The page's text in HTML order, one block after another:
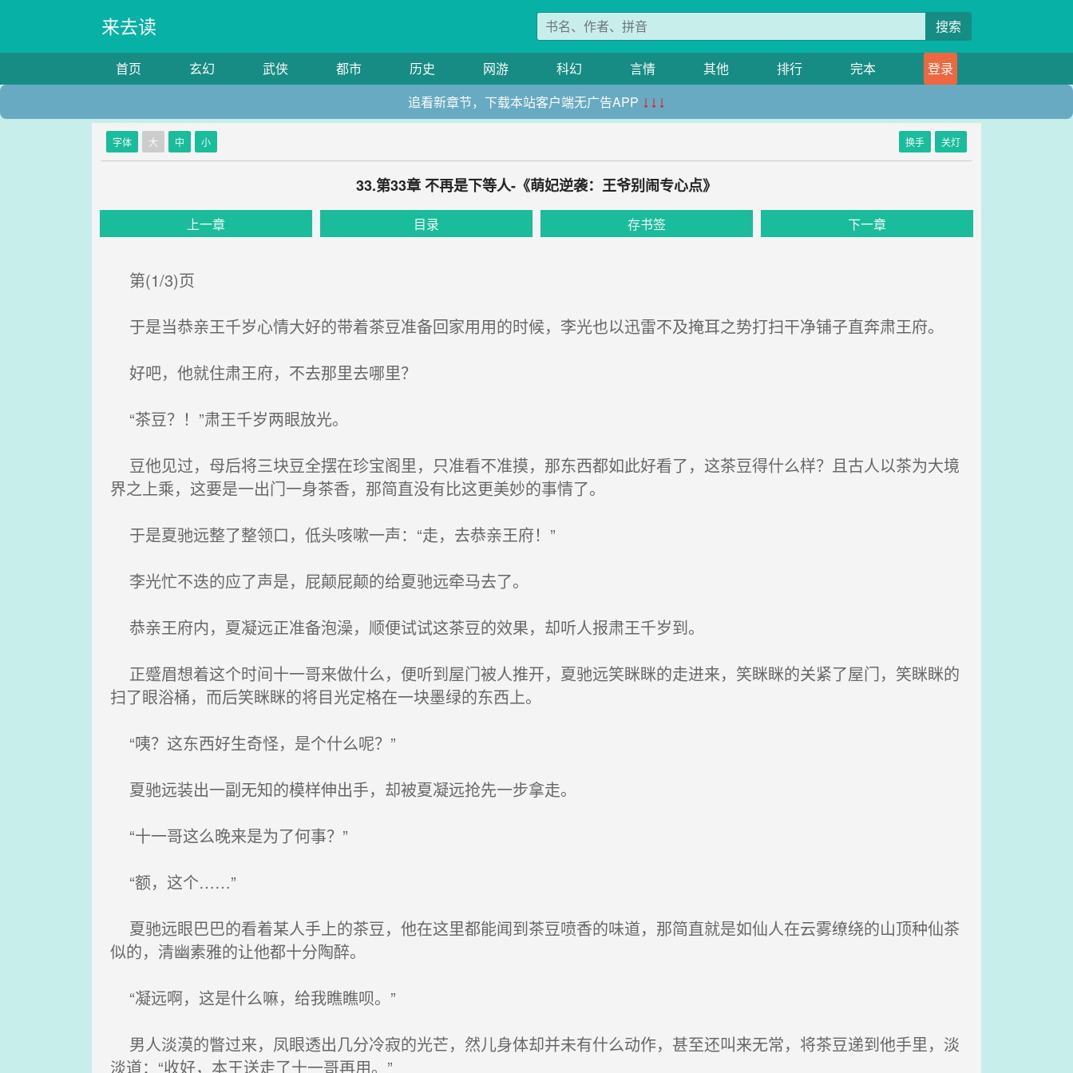
来去读 搜索
首页 玄幻 武侠 都市 历史 网游 科幻 言情 其他 排行 完本
登录
追看新章节，下载本站客户端无广告APP ↓↓↓
字体 大 中 小 换手 关灯
33.第33章 不再是下等人-《萌妃逆袭：王爷别闹专心点》
上一章 目录 存书签 下一章
第(1/3)页
于是当恭亲王千岁心情大好的带着茶豆准备回家用用的时候，李光也以迅雷不及掩耳之势打扫干净铺子直奔肃王府。
好吧，他就住肃王府，不去那里去哪里？
“茶豆？！”肃王千岁两眼放光。
豆他见过，母后将三块豆全摆在珍宝阁里，只准看不准摸，那东西都如此好看了，这茶豆得什么样？且古人以茶为大境
界之上乘，这要是一出门一身茶香，那简直没有比这更美妙的事情了。
于是夏驰远整了整领口，低头咳嗽一声：“走，去恭亲王府！”
李光忙不迭的应了声是，屁颠屁颠的给夏驰远牵马去了。
恭亲王府内，夏凝远正准备泡澡，顺便试试这茶豆的效果，却听人报肃王千岁到。
正蹙眉想着这个时间十一哥来做什么，便听到屋门被人推开，夏驰远笑眯眯的走进来，笑眯眯的关紧了屋门，笑眯眯的
扫了眼浴桶，而后笑眯眯的将目光定格在一块墨绿的东西上。
“咦？这东西好生奇怪，是个什么呢？”
夏驰远装出一副无知的模样伸出手，却被夏凝远抢先一步拿走。
“十一哥这么晚来是为了何事？”
“额，这个……”
夏驰远眼巴巴的看着某人手上的茶豆，他在这里都能闻到茶豆喷香的味道，那简直就是如仙人在云雾缭绕的山顶种仙茶
似的，清幽素雅的让他都十分陶醉。
“凝远啊，这是什么嘛，给我瞧瞧呗。”
男人淡漠的瞥过来，凤眼透出几分冷寂的光芒，然儿身体却并未有什么动作，甚至还叫来无常，将茶豆递到他手里，淡
淡道：“收好，本王送走了十一哥再用。”